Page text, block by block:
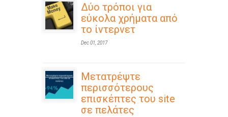
Δύο τρόποι για
εύκολα χρήματα από
το ίντερνετ
Dec 01, 2017
Μετατρέψτε
περισσότερους
επισκέπτες του site
σε πελάτες